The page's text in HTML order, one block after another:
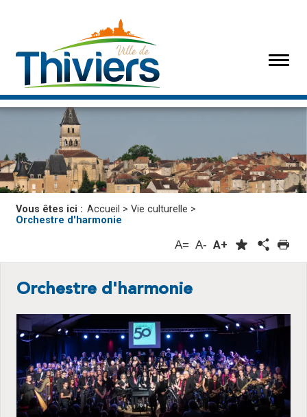
Vous êtes ici : Accueil > Vie culturelle >
Orchestre d'harmonie
A= A- A+
Orchestre d'harmonie